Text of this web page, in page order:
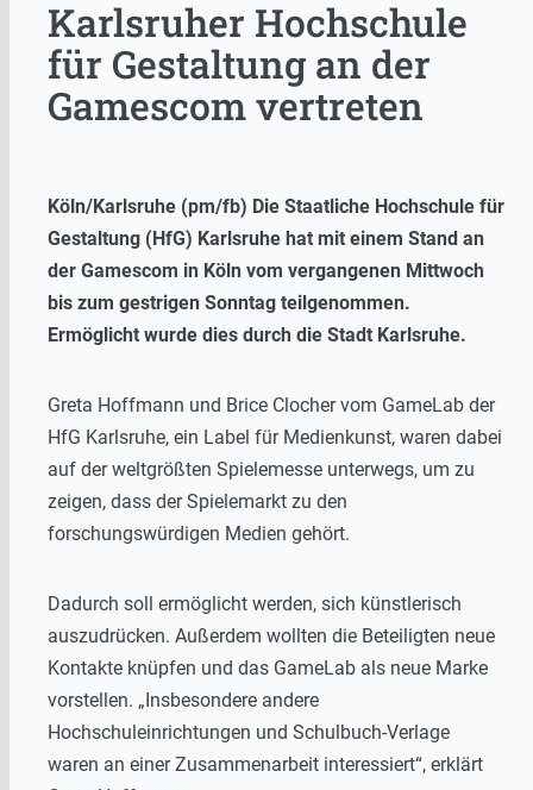
Karlsruher Hochschule
für Gestaltung an der
Gamescom vertreten
Köln/Karlsruhe (pm/fb) Die Staatliche Hochschule für
Gestaltung (HfG) Karlsruhe hat mit einem Stand an
der Gamescom in Köln vom vergangenen Mittwoch
bis zum gestrigen Sonntag teilgenommen.
Ermöglicht wurde dies durch die Stadt Karlsruhe.
Greta Hoffmann und Brice Clocher vom GameLab der
HfG Karlsruhe, ein Label für Medienkunst, waren dabei
auf der weltgrößten Spielemesse unterwegs, um zu
zeigen, dass der Spielemarkt zu den
forschungswürdigen Medien gehört.
Dadurch soll ermöglicht werden, sich künstlerisch
auszudrücken. Außerdem wollten die Beteiligten neue
Kontakte knüpfen und das GameLab als neue Marke
vorstellen. „Insbesondere andere
Hochschuleinrichtungen und Schulbuch-Verlage
waren an einer Zusammenarbeit interessiert“, erklärt